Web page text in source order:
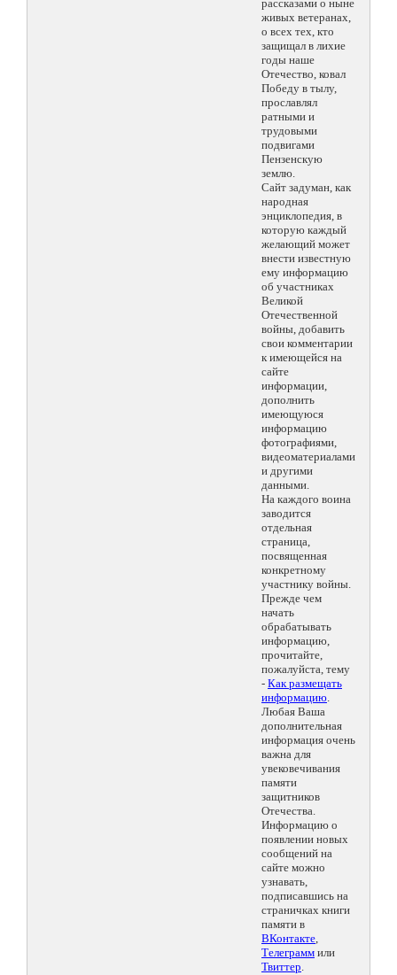
рассказами о ныне
живых ветеранах,
о всех тех, кто
защищал в лихие
годы наше
Отечество, ковал
Победу в тылу,
прославлял
ратными и
трудовыми
подвигами
Пензенскую
землю.
Сайт задуман, как
народная
энциклопедия, в
которую каждый
желающий может
внести известную
ему информацию
об участниках
Великой
Отечественной
войны, добавить
свои комментарии
к имеющейся на
сайте
информации,
дополнить
имеющуюся
информацию
фотографиями,
видеоматериалами
и другими
данными.
На каждого воина
заводится
отдельная
страница,
посвященная
конкретному
участнику войны.
Прежде чем
начать
обрабатывать
информацию,
прочитайте,
пожалуйста, тему
- Как размещать
информацию.
Любая Ваша
дополнительная
информация очень
важна для
увековечивания
памяти
защитников
Отечества.
Информацию о
появлении новых
сообщений на
сайте можно
узнавать,
подписавшись на
страничках книги
памяти в
ВКонтакте,
Телеграмм или
Твиттер.